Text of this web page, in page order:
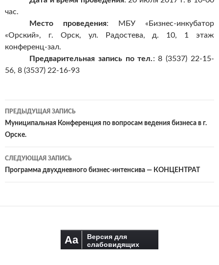
час.
Место проведения: МБУ «Бизнес-инкубатор
«Орский», г. Орск, ул. Радостева, д. 10, 1 этаж
конференц-зал.
Предварительная запись по тел.: 8 (3537) 22-15-
56, 8 (3537) 22-16-93
Навигация
по
записям
ПРЕДЫДУЩАЯ ЗАПИСЬ
Муниципальная Конференция по вопросам ведения бизнеса в г.
Орске.
СЛЕДУЮЩАЯ ЗАПИСЬ
Программа двухдневного бизнес-интенсива — КОНЦЕНТРАТ
Aa
Версия для
слабовидящих